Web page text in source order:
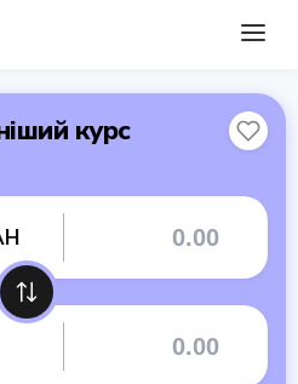
курс